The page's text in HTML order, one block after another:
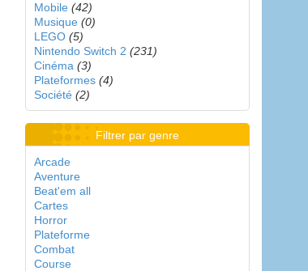
Mobile (42)
Musique (0)
LEGO (5)
Nintendo Switch 2 (231)
Cinéma (3)
Plateformes (4)
Société (2)
Filtrer par genre
Arcade
Aventure
Beat'em all
Cartes
Horror
Plateforme
Combat
Course